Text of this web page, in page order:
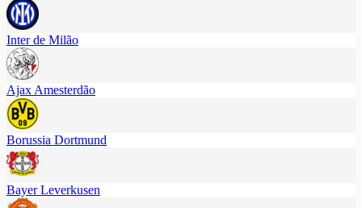
Inter de Milão
Ajax Amesterdão
Borussia Dortmund
Bayer Leverkusen